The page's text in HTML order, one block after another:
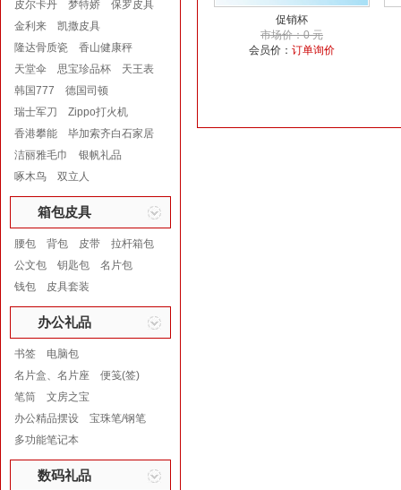
皮尔卡丹 梦特娇
保罗皮具
金利来
凯撒皮具
隆达骨质瓷
香山健康秤
天堂伞
思宝珍品杯
天王表
韩国777
德国司顿
瑞士军刀
Zippo打火机
香港攀能
毕加索齐白石家居
洁丽雅毛巾
银帆礼品
啄木鸟
双立人
箱包皮具
腰包 背包 皮带
拉杆箱包
公文包
钥匙包
名片包
钱包
皮具套装
办公礼品
书签
电脑包
名片盒、名片座
便笺(签)
笔筒
文房之宝
办公精品摆设
宝珠笔/钢笔
多功能笔记本
数码礼品
促销杯
市场价：0 元
会员价： 订单询价